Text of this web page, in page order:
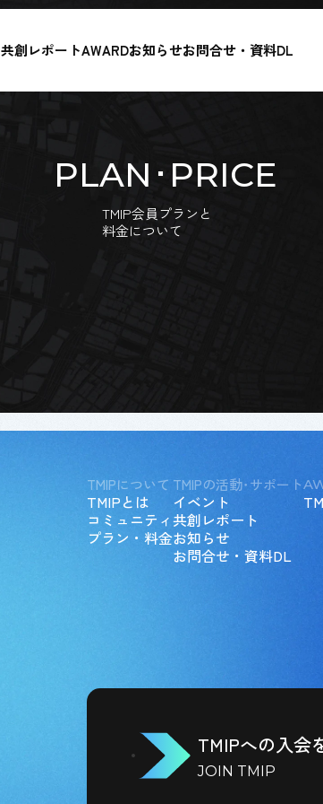
共創レポートAWARDお知らせお問合せ・資料DL
PLAN･PRICE
TMIP会員プランと
料金について
TMIPへの入会
JOIN TMIP
TMIPについて
TMIPとは
コミュニティ
プラン・料金
TMIPの活動･サポート
イベント
共創レポート
お知らせ
お問合せ・資料DL